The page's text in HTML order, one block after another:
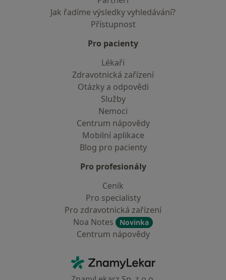
Jak řadíme výsledky vyhledávání?
Přístupnost
Pro pacienty
Lékaři
Zdravotnická zařízení
Otázky a odpovědi
Služby
Nemoci
Centrum nápovědy
Mobilní aplikace
Blog pro pacienty
Pro profesionály
Ceník
Pro specialisty
Pro zdravotnická zařízení
Noa Notes
Novinka
Centrum nápovědy
ZnamyLekar - Hlavní stránka